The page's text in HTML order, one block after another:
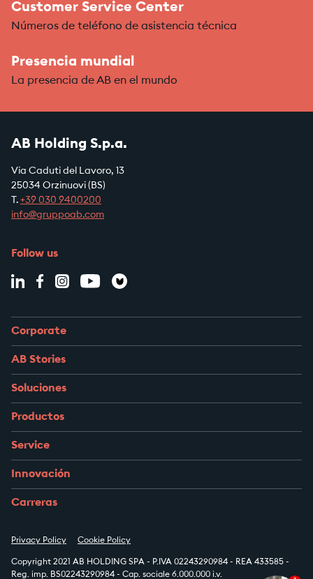
Customer Service Center
Números de teléfono de asistencia técnica
Presencia mundial
La presencia de AB en el mundo
AB Holding S.p.a.
Via Caduti del Lavoro, 13
25034 Orzinuovi (BS)
T. +39 030 9400200
info@gruppoab.com
Follow us
Corporate
AB Stories
Soluciones
Productos
Service
Innovación
Carreras
Privacy Policy Cookie Policy
Copyright 2021 AB HOLDING SPA - P.IVA 02243290984 - REA 433585 -
Reg. imp. BS02243290984 - Cap. sociale 6.000.000 i.v.